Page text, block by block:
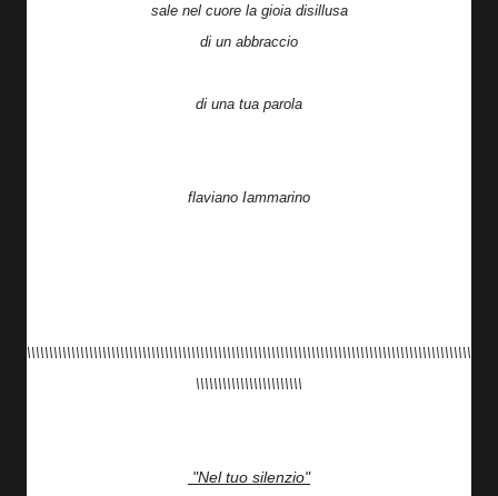
sale nel cuore la gioia disillusa
di un abbraccio
di una tua parola
flaviano Iammarino
\\\\\\\\\\\\\\\\\\\\\\\\\\\\\\\\\\\\\\\\\\\\\\\\\\\\\\\\\\\\\\\\\\\\\\\\\\\\\\\\\\\\\\\\\\\\\\\\\\\\
\\\\\\\\\\\\\\\\\\\\\\\\
"Nel tuo silenzio"